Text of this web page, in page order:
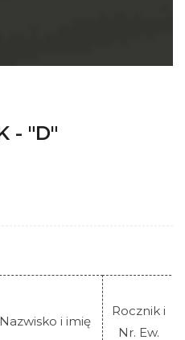
- "D"
Nazwisko i imię
Rocznik i
Nr. Ew.